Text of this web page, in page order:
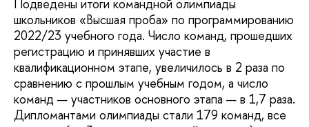
Подведены итоги командной олимпиады
школьников «Высшая проба» по программированию
2022/23 учебного года. Число команд, прошедших
регистрацию и принявших участие в
квалификационном этапе, увеличилось в 2 раза по
сравнению с прошлым учебным годом, а число
команд — участников основного этапа — в 1,7 раза.
Дипломантами олимпиады стали 179 команд, все